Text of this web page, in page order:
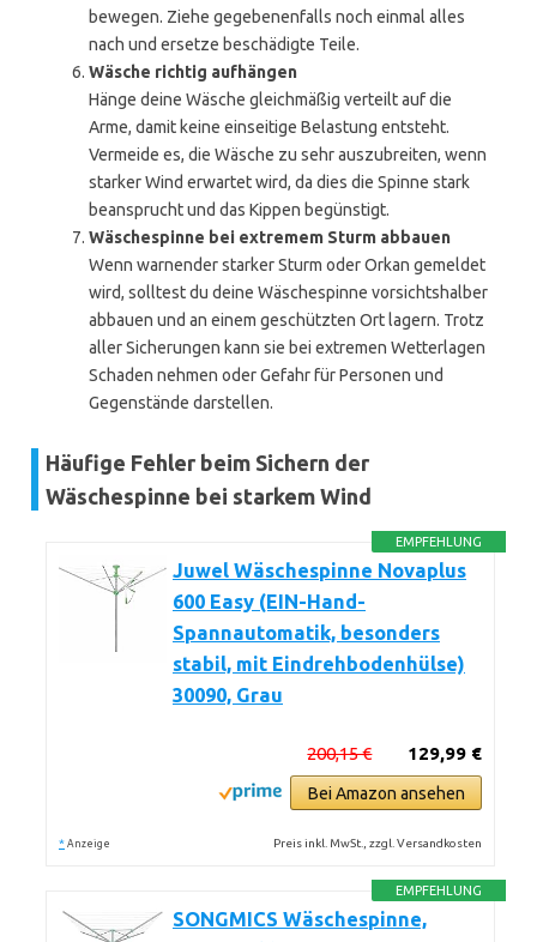
bewegen. Ziehe gegebenenfalls noch einmal alles
nach und ersetze beschädigte Teile.
Wäsche richtig aufhängen
Hänge deine Wäsche gleichmäßig verteilt auf die
Arme, damit keine einseitige Belastung entsteht.
Vermeide es, die Wäsche zu sehr auszubreiten, wenn
starker Wind erwartet wird, da dies die Spinne stark
beansprucht und das Kippen begünstigt.
Wäschespinne bei extremem Sturm abbauen
Wenn warnender starker Sturm oder Orkan gemeldet
wird, solltest du deine Wäschespinne vorsichtshalber
abbauen und an einem geschützten Ort lagern. Trotz
aller Sicherungen kann sie bei extremen Wetterlagen
Schaden nehmen oder Gefahr für Personen und
Gegenstände darstellen.
Häufige Fehler beim Sichern der
Wäschespinne bei starkem Wind
EMPFEHLUNG
Juwel Wäschespinne Novaplus
600 Easy (EIN-Hand-
Spannautomatik, besonders
stabil, mit Eindrehbodenhülse)
30090, Grau
129,99 €
200,15 €
Bei Amazon ansehen
* Anzeige Preis inkl. MwSt., zzgl. Versandkosten
EMPFEHLUNG
SONGMICS Wäschespinne,